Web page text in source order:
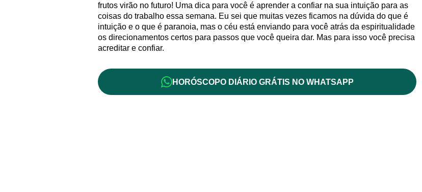
frutos virão no futuro! Uma dica para você é aprender a confiar na sua intuição para as
coisas do trabalho essa semana. Eu sei que muitas vezes ficamos na dúvida do que é
intuição e o que é paranoia, mas o céu está enviando para você atrás da espiritualidade
os direcionamentos certos para passos que você queira dar. Mas para isso você precisa
acreditar e confiar.
HORÓSCOPO DIÁRIO GRÁTIS NO WHATSAPP